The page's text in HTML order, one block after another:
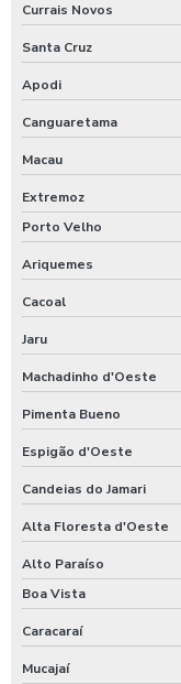
Currais Novos
Santa Cruz
Apodi
Canguaretama
Macau
Extremoz
Porto Velho
Ariquemes
Cacoal
Jaru
Machadinho d'Oeste
Pimenta Bueno
Espigão d'Oeste
Candeias do Jamari
Alta Floresta d'Oeste
Alto Paraíso
Boa Vista
Caracaraí
Mucajaí